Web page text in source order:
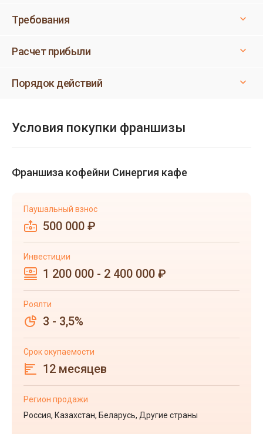
Требования
Расчет прибыли
Порядок действий
Условия покупки франшизы
Франшиза кофейни Синергия кафе
Паушальный взнос
500 000 ₽
Инвестиции
1 200 000 - 2 400 000 ₽
Роялти
3 - 3,5%
Срок окупаемости
12 месяцев
Регион продажи
Россия, Казахстан, Беларусь, Другие страны